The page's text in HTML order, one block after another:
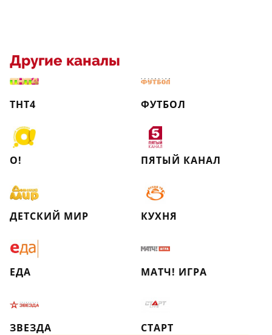
Другие каналы
ТНТ4 ФУТБОЛ
О! ПЯТЫЙ КАНАЛ
ДЕТСКИЙ МИР КУХНЯ
ЕДА МАТЧ! ИГРА
ЗВЕЗДА
СТАРТ